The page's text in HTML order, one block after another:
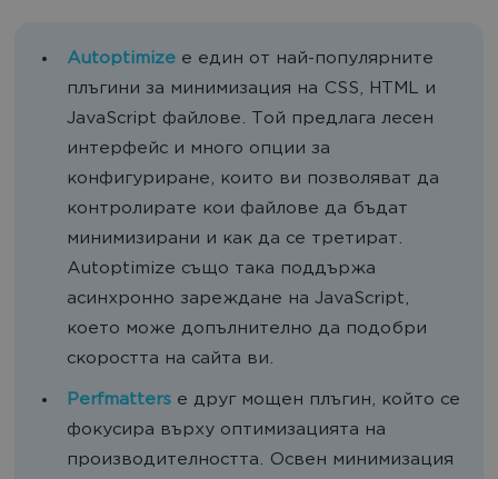
Autoptimize е един от най-популярните
плъгини за минимизация на CSS, HTML и
JavaScript файлове. Той предлага лесен
интерфейс и много опции за
конфигуриране, които ви позволяват да
контролирате кои файлове да бъдат
минимизирани и как да се третират.
Autoptimize също така поддържа
асинхронно зареждане на JavaScript,
което може допълнително да подобри
скоростта на сайта ви.
Perfmatters е друг мощен плъгин, който се
фокусира върху оптимизацията на
производителността. Освен минимизация